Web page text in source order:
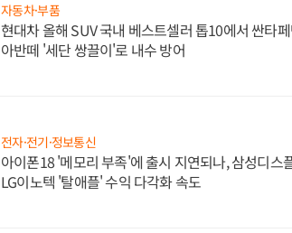
자동차·부품
현대차 올해 SUV 국내 베스트셀러 톱10에서 싼타
아반떼 '세단 쌍끌이'로 내수 방어
전자·전기·정보통신
아이폰18 '메모리 부족'에 출시 지연되나, 삼성디스
LG이노텍 '탈애플' 수익 다각화 속도